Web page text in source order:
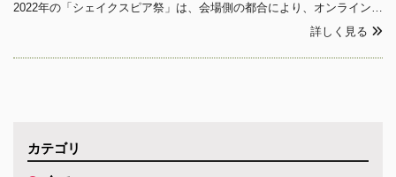
2022年の「シェイクスピア祭」は、会場側の都合により、オンラインでのライブ配信となりました。 久しぶりの対面でのシェイクスピア祭を楽しみにされていた方々に は深くお詫び申し上げます。 4月23日（土）には、以下のYouTubeサイトでのライブ・ ストリーミングを行いま
詳しく見る
カテゴリ